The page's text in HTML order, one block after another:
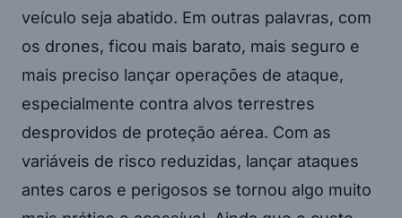
veículo seja abatido. Em outras palavras, com
os drones, ficou mais barato, mais seguro e
mais preciso lançar operações de ataque,
especialmente contra alvos terrestres
desprovidos de proteção aérea. Com as
variáveis de risco reduzidas, lançar ataques
antes caros e perigosos se tornou algo muito